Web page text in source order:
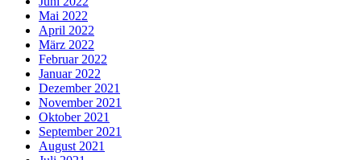
Mai 2022
April 2022
März 2022
Februar 2022
Januar 2022
Dezember 2021
November 2021
Oktober 2021
September 2021
August 2021